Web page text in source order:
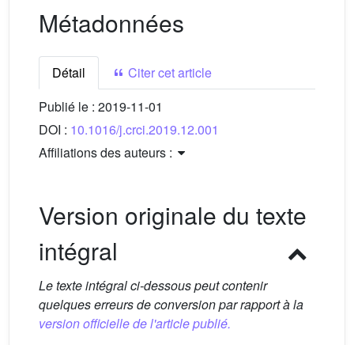
Métadonnées
Détail
Citer cet article
Publié le : 2019-11-01
DOI : 10.1016/j.crci.2019.12.001
Affiliations des auteurs :
Version originale du texte
intégral
Le texte intégral ci-dessous peut contenir
quelques erreurs de conversion par rapport à la
version officielle de l'article publié.